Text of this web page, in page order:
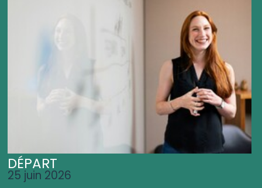
DÉPART
25 juin 2026